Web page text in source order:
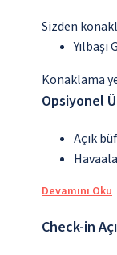
Sizden
Konaklama
Opsiyonel
Açık
Devamını Oku
Check-in